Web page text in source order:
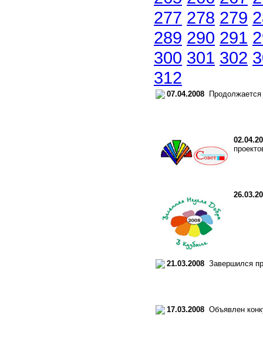
277 278 279
289 290 291
300 301 302
312
07.04.2008
21.03.2008 Завершился
17.03.2008 Объявлен